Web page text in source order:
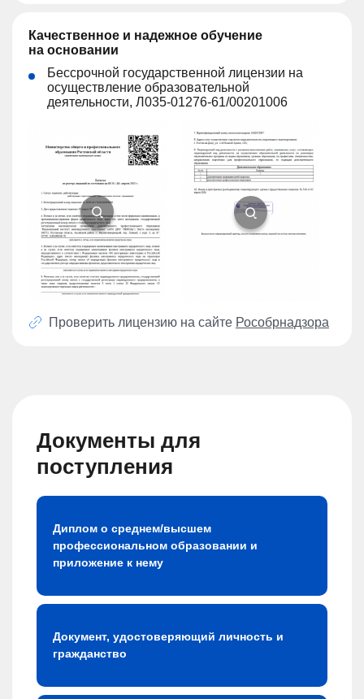
Качественное и надежное обучение
на основании
Бессрочной государственной лицензии на
осуществление образовательной
деятельности, Л035-01276-61/00201006
Проверить лицензию на сайте Рособрнадзора
Документы для
поступления
Диплом о среднем/высшем
профессиональном образовании и
приложение к нему
Документ, удостоверяющий личность и
гражданство